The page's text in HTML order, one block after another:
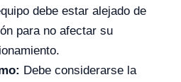
debe estar alejado de
para no afectar su
Debe considerarse la